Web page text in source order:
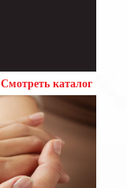
Смотреть каталог